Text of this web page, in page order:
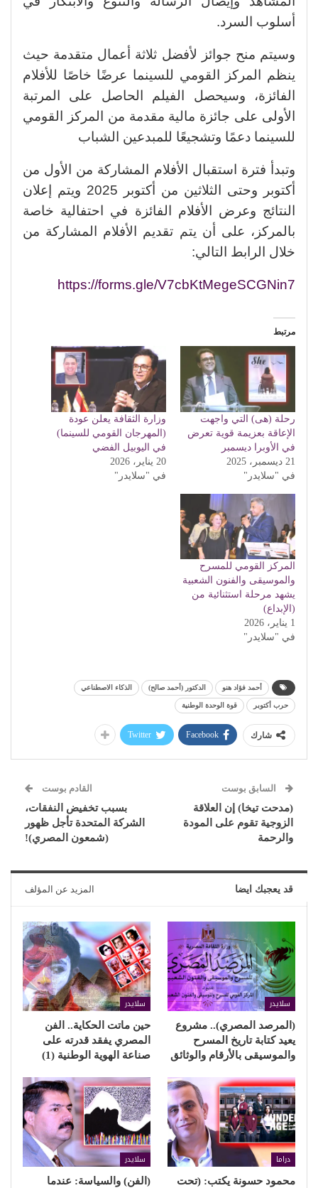
أسلوب السرد.
وسيتم منح جوائز لأفضل ثلاثة أعمال متقدمة حيث
ينظم المركز القومي للسينما عرضًا خاصًا للأفلام
الفائزة، وسيحصل الفيلم الحاصل على المرتبة
الأولى على جائزة مالية مقدمة من المركز القومي
للسينما دعمًا وتشجيعًا للمبدعين الشباب
وتبدأ فترة استقبال الأفلام المشاركة من الأول من
أكتوبر وحتى الثلاثين من أكتوبر 2025 ويتم إعلان
النتائج وعرض الأفلام الفائزة في احتفالية خاصة
بالمركز، على أن يتم تقديم الأفلام المشاركة من
خلال الرابط التالي:
https://forms.gle/V7cbKtMegeSCGNin7
مرتبط
رحلة (هى) التي واجهت
الإعاقة بعزيمة قوية تعرض
في الأوبرا ديسمبر
21 ديسمبر، 2025
في "سلايدر"
وزارة الثقافة يعلن عودة
(المهرجان القومي للسينما)
في اليوبيل الفضي
20 يناير، 2026
في "سلايدر"
المركز القومي للمسرح
والموسيقى والفنون الشعبية
يشهد مرحلة استثنائية من
(الإبداع)
1 يناير، 2026
في "سلايدر"
أحمد فؤاد هنو الدكتور (أحمد صالح) الذكاء الاصطناعي
حرب أكتوبر قوة الوحدة الوطنية
شارك Facebook
Twitter
السابق بوست
(مدحت تيخا) إن العلاقة
الزوجية تقوم على المودة
والرحمة
القادم بوست
بسبب تخفيض النفقات،
الشركة المتحدة تأجل ظهور
(شمعون المصري)!
قد يعجبك ايضا المزيد عن المؤلف
سلايدر
(المرصد المصري).. مشروع
يعيد كتابة تاريخ المسرح
والموسيقى بالأرقام والوثائق
سلايدر
حين ماتت الحكاية.. الفن
المصري يفقد قدرته على
صناعة الهوية الوطنية (1)
دراما
محمود حسونة يكتب: (تحت
سلايدر
(الفن) والسياسة: عندما